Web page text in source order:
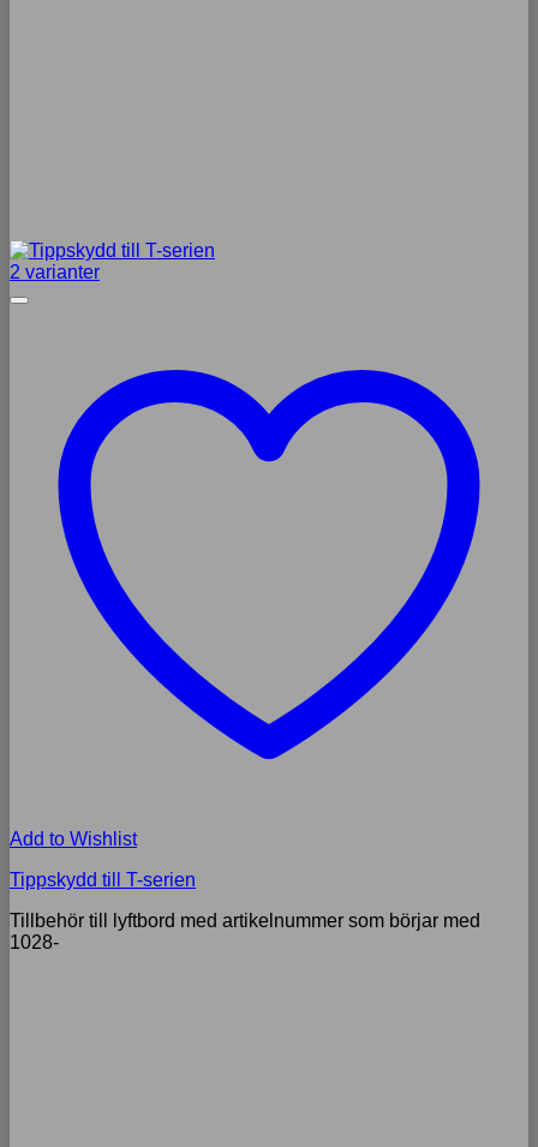
2 varianter
Add to Wishlist
Tippskydd till T-serien
Tillbehör till lyftbord med artikelnummer som börjar med
1028-